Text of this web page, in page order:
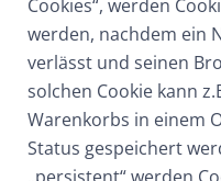
Cookies“, werden
werden, nachdem ein
verlässt und seinen
solchen Cookie kann
Warenkorbs in einem
Status gespeichert